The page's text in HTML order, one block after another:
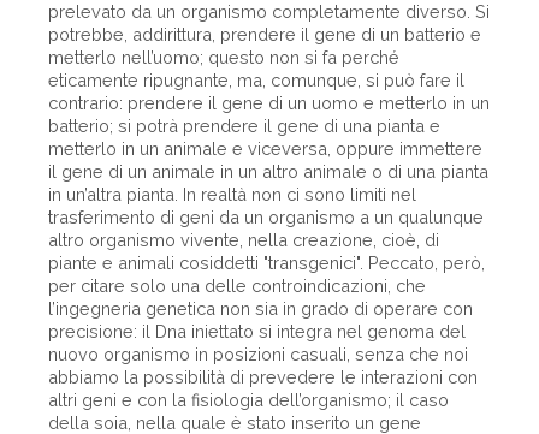
prelevato da un organismo completamente diverso. Si
potrebbe, addirittura, prendere il gene di un batterio e
metterlo nell’uomo; questo non si fa perché
eticamente ripugnante, ma, comunque, si può fare il
contrario: prendere il gene di un uomo e metterlo in un
batterio; si potrà prendere il gene di una pianta e
metterlo in un animale e viceversa, oppure immettere
il gene di un animale in un altro animale o di una pianta
in un’altra pianta. In realtà non ci sono limiti nel
trasferimento di geni da un organismo a un qualunque
altro organismo vivente, nella creazione, cioè, di
piante e animali cosiddetti "transgenici". Peccato, però,
per citare solo una delle controindicazioni, che
l’ingegneria genetica non sia in grado di operare con
precisione: il Dna iniettato si integra nel genoma del
nuovo organismo in posizioni casuali, senza che noi
abbiamo la possibilità di prevedere le interazioni con
altri geni e con la fisiologia dell’organismo; il caso
della soia, nella quale è stato inserito un gene